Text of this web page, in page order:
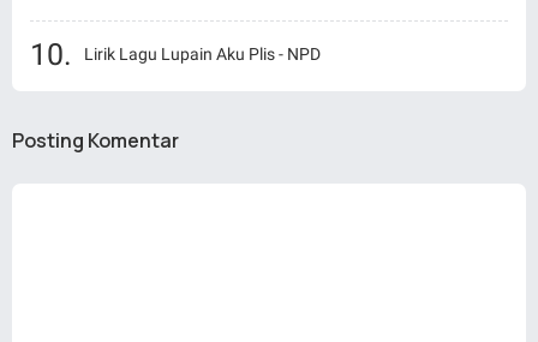
Lirik Lagu Lupain Aku Plis - NPD
Posting Komentar